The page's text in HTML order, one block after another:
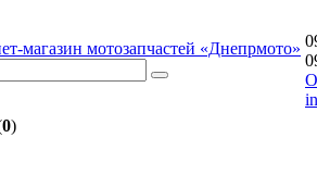
магазин мотозапчастей «Днепрмото»
0)